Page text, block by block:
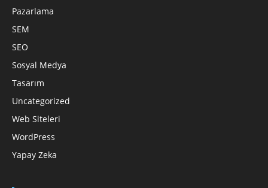
Pazarlama
SEM
SEO
Sosyal Medya
Tasarım
Uncategorized
Web Siteleri
WordPress
Yapay Zeka